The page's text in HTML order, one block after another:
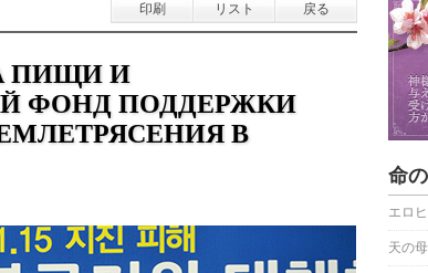
印刷 リスト 戻る
ПИЩИ И
ФОНД ПОДДЕРЖКИ
В
命
エロ
天の